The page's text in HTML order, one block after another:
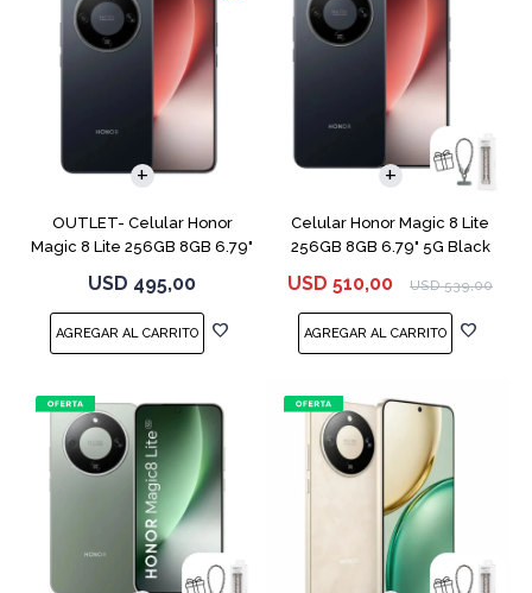
OUTLET- Celular Honor
Magic 8 Lite 256GB 8GB 6.79"
USD 495,00
Celular Honor Magic 8 Lite
256GB 8GB 6.79" 5G Black
USD 510,00 USD 539,00
COMPARAR
COMPARAR COMPARAR